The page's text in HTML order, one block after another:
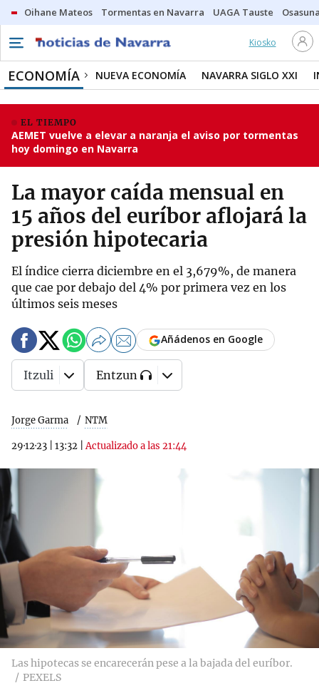
Oihane Mateos Tormentas en Navarra UAGA Tauste
Kiosko
ECONOMÍA NUEVA ECONOMÍA NAVARRA SIGLO XXI
EL TIEMPO
AEMET vuelve a elevar a naranja el aviso por tormentas
hoy domingo en Navarra
La mayor caída mensual en
15 años del euríbor aflojará la
presión hipotecaria
El índice cierra diciembre en el 3,679%, de manera
que cae por debajo del 4% por primera vez en los
últimos seis meses
Jorge Garma NTM
29·12·23 13:32 |Actualizado a las 21:44
Añádenos en Google
Itzuli Entzun
Las hipotecas se encarecerán pese a la bajada del euríbor.
PEXELS